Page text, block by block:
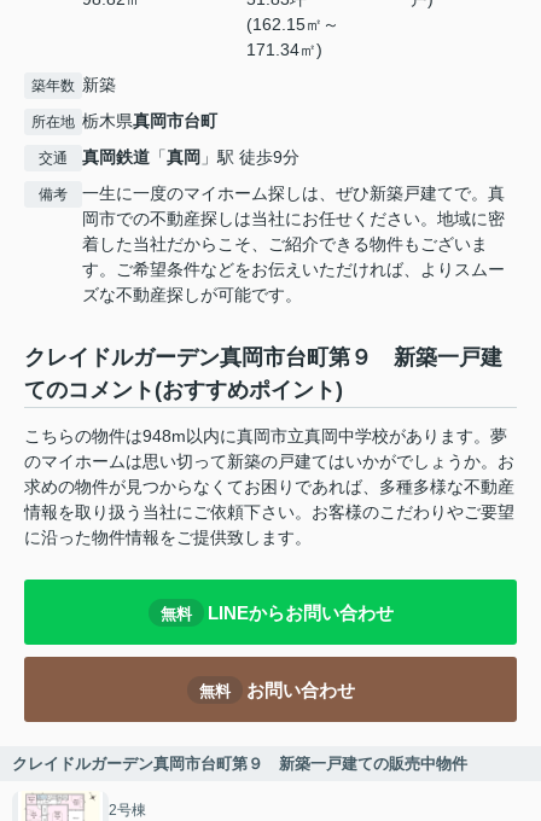
(162.15㎡～
171.34㎡)
築年数 新築
所在地 栃木県真岡市台町
交通 真岡鉄道 「真岡 」駅 徒歩9分
備考
一生に一度のマイホーム探しは、ぜひ新築戸建てで。真
岡市での不動産探しは当社にお任せください。地域に密
着した当社だからこそ、ご紹介できる物件もございま
す。ご希望条件などをお伝えいただければ、よりスムー
ズな不動産探しが可能です。
クレイドルガーデン真岡市台町第９ 新築一戸建
てのコメント(おすすめポイント)
こちらの物件は948m以内に真岡市立真岡中学校があります。夢
のマイホームは思い切って新築の戸建てはいかがでしょうか。お
求めの物件が見つからなくてお困りであれば、多種多様な不動産
情報を取り扱う当社にご依頼下さい。お客様のこだわりやご要望
に沿った物件情報をご提供致します。
無料 LINEからお問い合わせ
無料 お問い合わせ
クレイドルガーデン真岡市台町第９ 新築一戸建ての販売中物件
2号棟